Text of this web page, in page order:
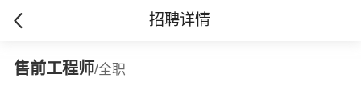
招聘详情
售前工程师/全职